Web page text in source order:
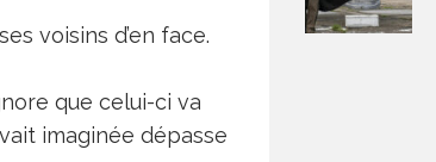
voisins d’en face.
que celui-ci va
imaginée dépasse